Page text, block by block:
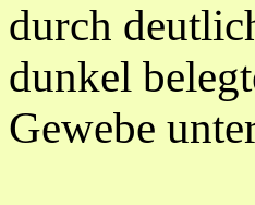
durch
dunkel
Gewebe